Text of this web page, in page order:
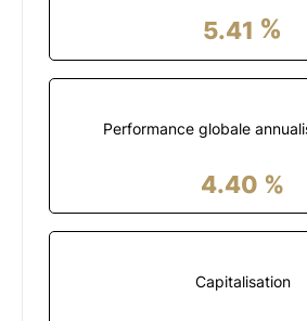
5.41 %
Performance globale
4.40 %
Capitalisation